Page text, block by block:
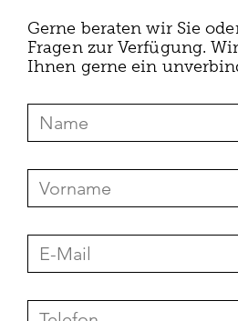
Gerne beraten wir Sie
Fragen zur Verfügung.
Ihnen gerne ein